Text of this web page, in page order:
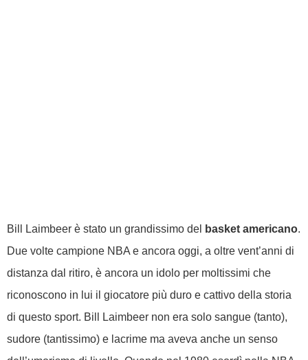
Bill Laimbeer è stato un grandissimo del basket americano.
Due volte campione NBA e ancora oggi, a oltre vent’anni di
distanza dal ritiro, è ancora un idolo per moltissimi che
riconoscono in lui il giocatore più duro e cattivo della storia
di questo sport. Bill Laimbeer non era solo sangue (tanto),
sudore (tantissimo) e lacrime ma aveva anche un senso